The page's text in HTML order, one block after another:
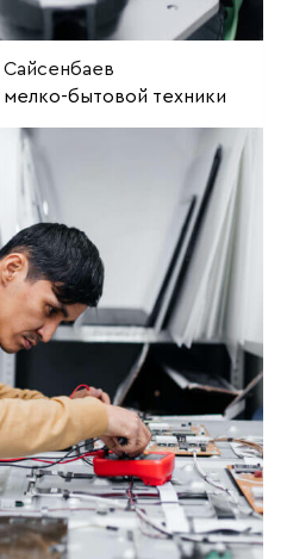
бытовой техники